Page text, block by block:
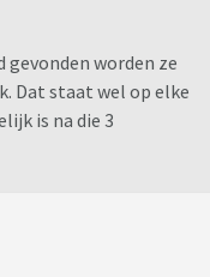
gevonden worden ze
Dat staat wel op elke
is na die 3